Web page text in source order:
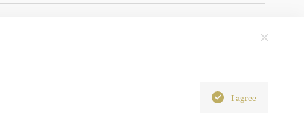
I agree